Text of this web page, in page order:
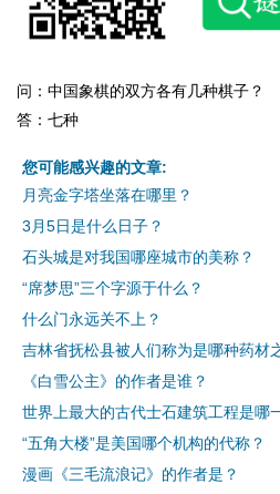
问：中国象棋的双方各有几种棋子？
答：七种
您可能感兴趣的文章:
月亮金字塔坐落在哪里？
3月5日是什么日子？
石头城是对我国哪座城市的美称？
“席梦思”三个字源于什么？
什么门永远关不上？
吉林省抚松县被人们称为是哪种药材
《白雪公主》的作者是谁？
世界上最大的古代士石建筑工程是哪
“五角大楼”是美国哪个机构的代称？
漫画《三毛流浪记》的作者是？